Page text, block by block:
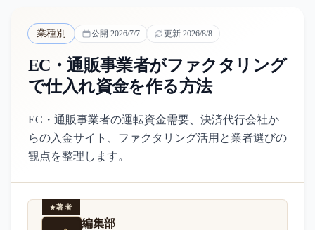
業種別 公開 2026/7/7 更新 2026/8/8
EC・通販事業者がファクタリング
で仕入れ資金を作る方法
EC・通販事業者の運転資金需要、決済代行会社か
らの入金サイト、ファクタリング活用と業者選びの
観点を整理します。
著者
編集部